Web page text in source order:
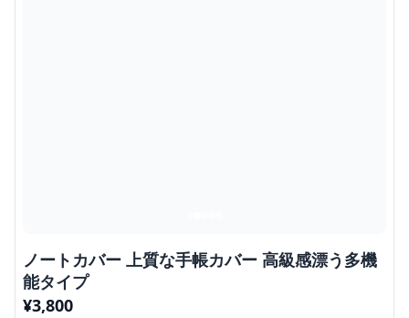
ノートカバー 上質な手帳カバー 高級感漂う多機
能タイプ
¥3,800